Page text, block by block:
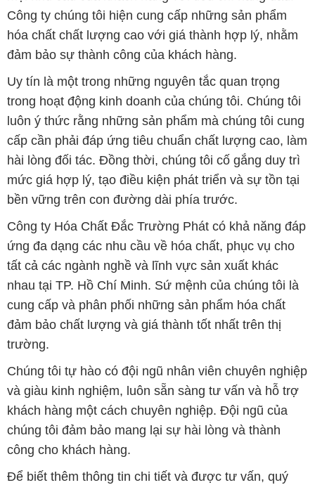
Công ty chúng tôi hiện cung cấp những sản phẩm
hóa chất chất lượng cao với giá thành hợp lý, nhằm
đảm bảo sự thành công của khách hàng.
Uy tín là một trong những nguyên tắc quan trọng
trong hoạt động kinh doanh của chúng tôi. Chúng tôi
luôn ý thức rằng những sản phẩm mà chúng tôi cung
cấp cần phải đáp ứng tiêu chuẩn chất lượng cao, làm
hài lòng đối tác. Đồng thời, chúng tôi cố gắng duy trì
mức giá hợp lý, tạo điều kiện phát triển và sự tồn tại
bền vững trên con đường dài phía trước.
Công ty Hóa Chất Đắc Trường Phát có khả năng đáp
ứng đa dạng các nhu cầu về hóa chất, phục vụ cho
tất cả các ngành nghề và lĩnh vực sản xuất khác
nhau tại TP. Hồ Chí Minh. Sứ mệnh của chúng tôi là
cung cấp và phân phối những sản phẩm hóa chất
đảm bảo chất lượng và giá thành tốt nhất trên thị
trường.
Chúng tôi tự hào có đội ngũ nhân viên chuyên nghiệp
và giàu kinh nghiệm, luôn sẵn sàng tư vấn và hỗ trợ
khách hàng một cách chuyên nghiệp. Đội ngũ của
chúng tôi đảm bảo mang lại sự hài lòng và thành
công cho khách hàng.
Để biết thêm thông tin chi tiết và được tư vấn, quý